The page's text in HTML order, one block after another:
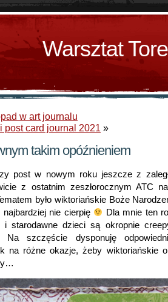
Warsztat
w art journalu
post card journal 2021 »
takim opóźnieniem
post w nowym roku jeszcze z
z ostatnim zeszłorocznym ATC
było wiktoriańskie Boże
najbardziej nie cierpię
Dla mnie ten
i starodawne dzieci są okropnie
Na szczęście dysponuję
na różne okazje, żeby wiktoriańskie